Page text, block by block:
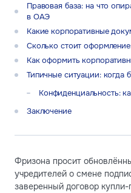
Правовая база: на что
в ОАЭ
Какие корпоративные
Сколько стоит
Как оформить
Типичные ситуации: когда
Конфиденциальность:
Заключение
Фризона просит
учредителей о смене
заверенный договор